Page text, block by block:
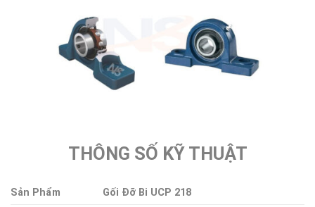
THÔNG SỐ KỸ THUẬT
Sản Phẩm Gối Đỡ Bi UCP 218